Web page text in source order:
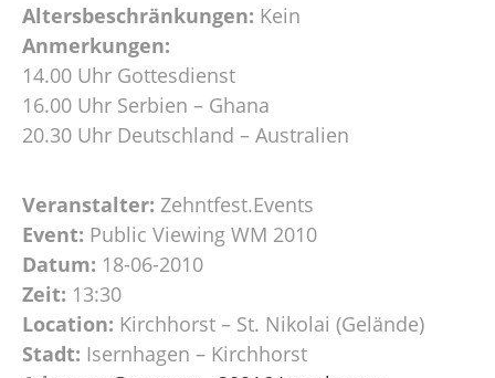
Altersbeschränkungen: Kein
Anmerkungen:
14.00 Uhr Gottesdienst
16.00 Uhr Serbien – Ghana
20.30 Uhr Deutschland – Australien
Veranstalter: Zehntfest.Events
Event: Public Viewing WM 2010
Datum: 18-06-2010
Zeit: 13:30
Location: Kirchhorst – St. Nikolai (Gelände)
Stadt: Isernhagen – Kirchhorst